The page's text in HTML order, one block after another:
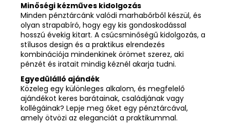
Minőségi kézműves kidolgozás
Minden pénztárcánk valódi marhabőrből készül, és
olyan strapabíró, hogy egy kis gondoskodással
hosszú évekig kitart. A csúcsminőségű kidolgozás, a
stílusos design és a praktikus elrendezés
kombinációja mindenkinek örömet szerez, aki
pénzét és iratait mindig kéznél akarja tudni.
Egyedülálló ajándék
Közeleg egy különleges alkalom, és megfelelő
ajándékot keres barátainak, családjának vagy
kollégáinak? Lepje meg őket egy pénztárcával,
amely ötvözi az eleganciát a praktikummal.